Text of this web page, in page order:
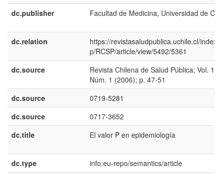
dc.publisher
Facultad de Medicina, Universidad de
dc.relation
https://revistasaludpublica.uchile.cl/
p/RCSP/article/view/5492/5361
dc.source
Revista Chilena de Salud Pública; Vol. 10
Núm. 1 (2006); p. 47-51
dc.source
0719-5281
dc.source
0717-3652
dc.title
El valor P en epidemiología
dc.type info:eu-repo/semantics/article